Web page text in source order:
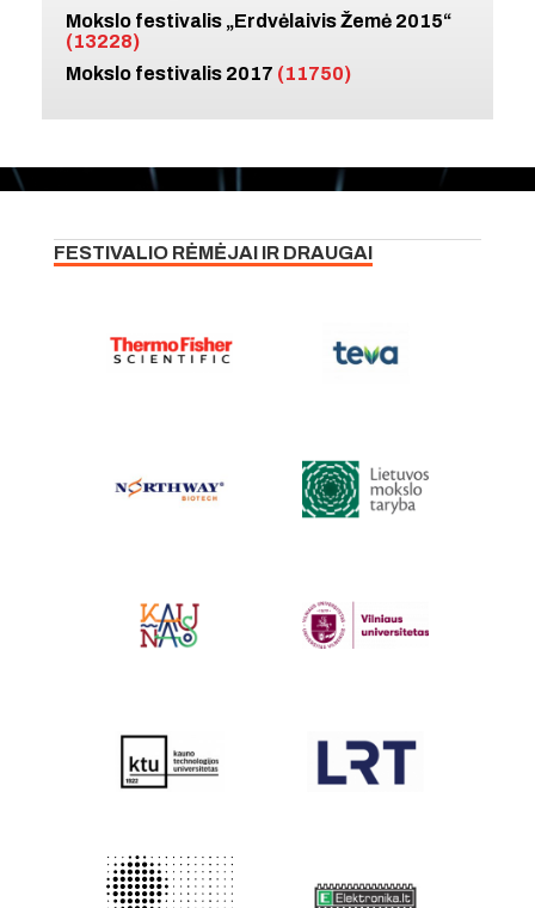
Mokslo festivalis „Erdvėlaivis Žemė 2015“
(13228)
Mokslo festivalis 2017 (11750)
FESTIVALIO RĖMĖJAI IR DRAUGAI